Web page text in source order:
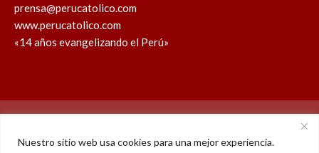
Nuestro sitio web usa cookies para una mejor experiencia.
prensa@perucatolico.com
www.perucatolico.com
«14 años evangelizando el Perú»
Política de cookies Política de privacidad